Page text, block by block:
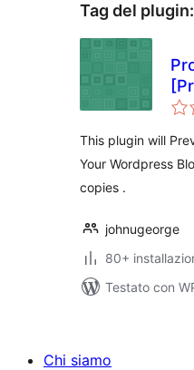
Tag del plugin:
This plugin will
Your Wordpress
copies .
johnugeorge
80+
Testato con
Chi siamo